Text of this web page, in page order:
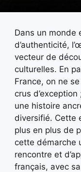
Dans un monde
d’authenticité,
vecteur de
culturelles. En
France, on ne
crus
une histoire
diversifié. Cette
plus en plus de
cette démarche
rencontre et
français, avec